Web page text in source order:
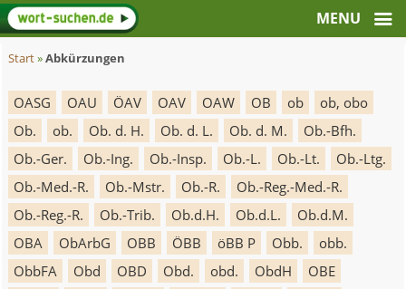
Start»Abkürzungen
OASG OAU ÖAV OAV OAW OB ob
ob, obo
Ob.
ob. Ob. d. H. Ob. d. L. Ob. d. M.
Ob.-Bfh.
Ob.-Ger.
Ob.-Ing. Ob.-Insp. Ob.-L. Ob.-Lt.
Ob.-Ltg.
Ob.-Med.-R.
Ob.-Mstr. Ob.-R.
Ob.-Reg.-Med.-R.
Ob.-Reg.-R.
Ob.-Trib. Ob.d.H. Ob.d.L.
Ob.d.M.
OBA
ObArbG OBB ÖBB öBB P Obb.
obb.
ObbFA
Obd OBD Obd. obd. ObdH
OBE